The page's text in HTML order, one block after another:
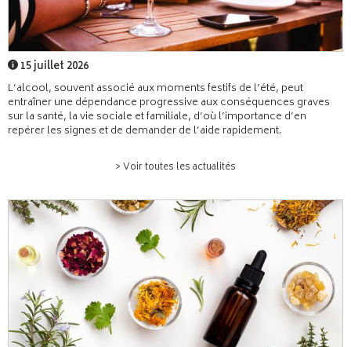
15 juillet 2026
L’alcool, souvent associé aux moments festifs de l’été, peut
entraîner une dépendance progressive aux conséquences graves
sur la santé, la vie sociale et familiale, d’où l’importance d’en
repérer les signes et de demander de l’aide rapidement.
> Voir toutes les actualités